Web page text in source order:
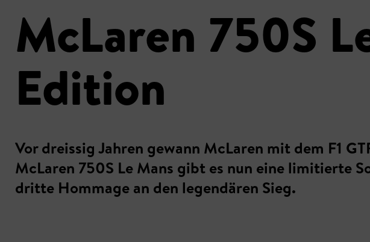
McLaren 750S
Edition
Vor dreissig Jahren gewann McLaren mit dem F1
McLaren 750S Le Mans gibt es nun eine limitierte
dritte Hommage an den legendären Sieg.